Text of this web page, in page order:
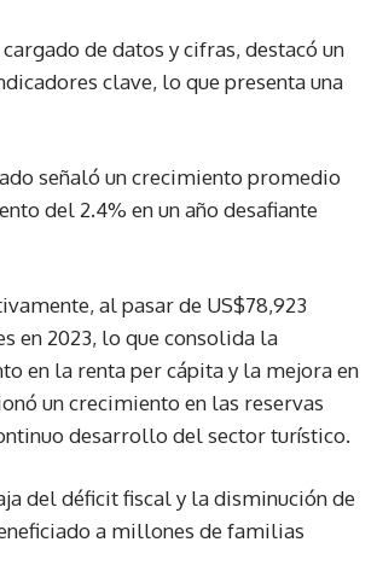
de datos y cifras, destacó un
clave, lo que presenta una
señaló un crecimiento promedio
del 2.4% en un año desafiante
al pasar de US$78,923
en 2023, lo que consolida la
en la renta per cápita y la mejora en
un crecimiento en las reservas
desarrollo del sector turístico.
del déficit fiscal y la disminución de
a millones de familias